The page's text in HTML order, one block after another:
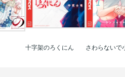
十字架のろくにん